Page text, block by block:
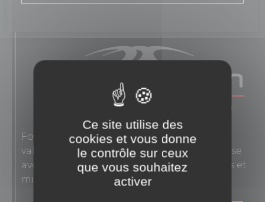
Fondée en 1863, Novoceram interprète les
valeurs authentiques de l'élégance française
avec des carreaux en grès cérame pour sols et
murs.
Ce site utilise des
cookies et vous donne
le contrôle sur ceux
que vous souhaitez
activer